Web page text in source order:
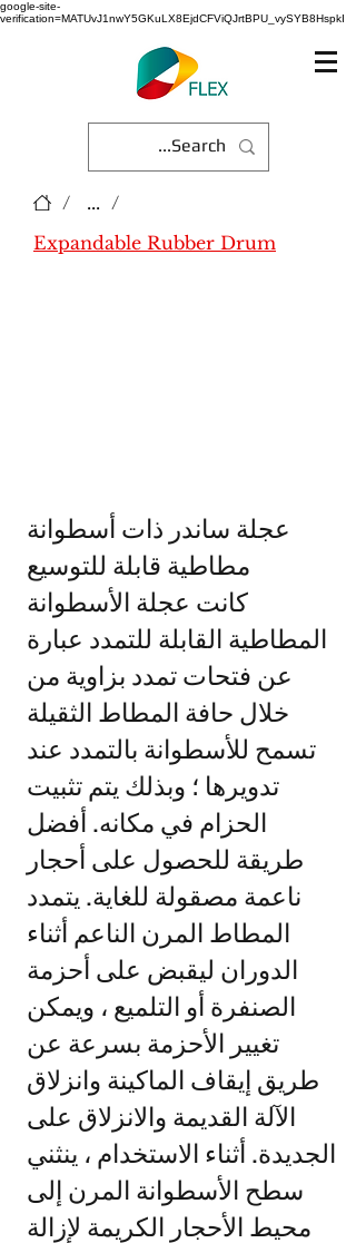
google-site-
verification=MATUvJ1nwY5GKuLX8EjdCFViQJrtBPU_vySYB8HspkI
/ ... /
Expandable Rubber Drum
عجلة ساندر ذات أسطوانة
مطاطية قابلة للتوسيع
كانت عجلة الأسطوانة
المطاطية القابلة للتمدد عبارة
عن فتحات تمدد بزاوية من
خلال حافة المطاط الثقيلة
تسمح للأسطوانة بالتمدد عند
تدويرها ؛ وبذلك يتم تثبيت
الحزام في مكانه. أفضل
طريقة للحصول على أحجار
ناعمة مصقولة للغاية. يتمدد
المطاط المرن الناعم أثناء
الدوران ليقبض على أحزمة
الصنفرة أو التلميع ، ويمكن
تغيير الأحزمة بسرعة عن
طريق إيقاف الماكينة وانزلاق
الآلة القديمة والانزلاق على
الجديدة. أثناء الاستخدام ، ينثني
سطح الأسطوانة المرن إلى
محيط الأحجار الكريمة لإزالة